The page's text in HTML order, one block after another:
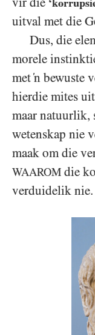
uitval met die
Dus, die
morele
met ‘n bewuste
hierdie mites
maar natuurlik,
wetenskap nie
maak om die
WAAROM die
verduidelik nie.